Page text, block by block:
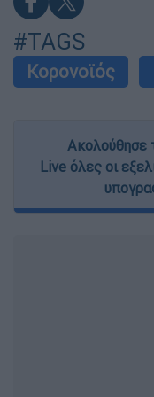
#TAGS
Κορονοϊός
Ακολούθησε
Live όλες οι